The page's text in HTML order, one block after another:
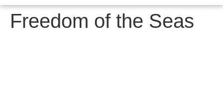
Freedom of the Seas